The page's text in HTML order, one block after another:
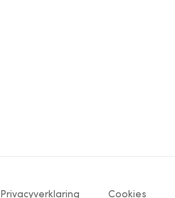
Privacyverklaring
Cookies